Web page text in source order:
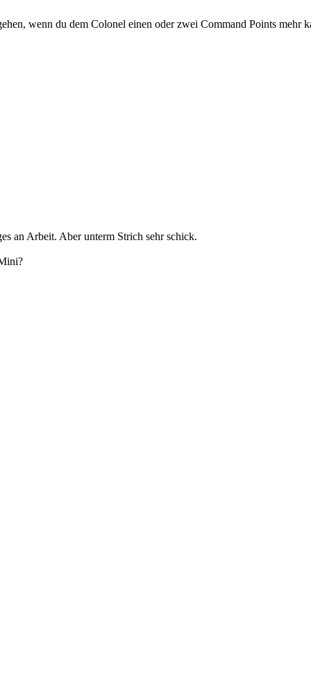
wenn du dem Colonel einen oder zwei Command Points mehr
an Arbeit. Aber unterm Strich sehr schick.